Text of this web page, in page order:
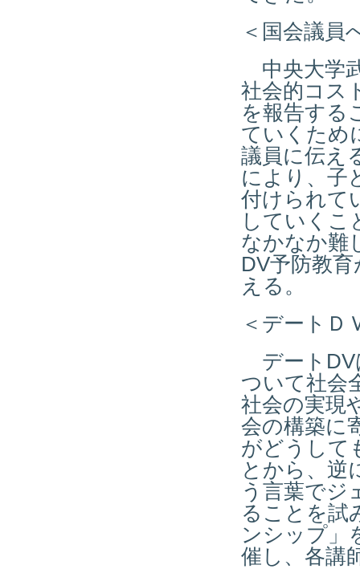
＜国会議員
中央大学
社会的コス
を報告する
ていくため
議員に伝え
により、子
付けられて
していくこ
なかなか難
DV予防教
える。
＜デートＤ
デートDV
ついて社会
社会の実現
会の構築に
がどうして
とから、逆
う言葉でジ
ることを試
ンシップ」
催し、各講